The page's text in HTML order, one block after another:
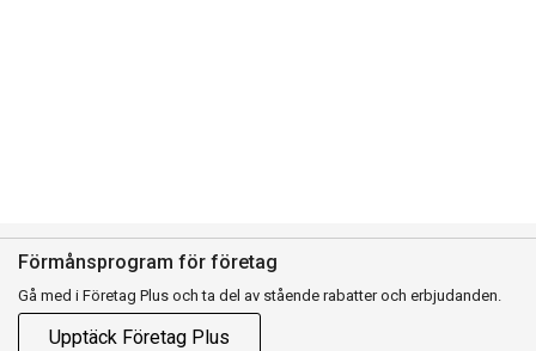
Förmånsprogram för företag
Gå med i Företag Plus och ta del av stående rabatter och erbjudanden.
Upptäck Företag Plus